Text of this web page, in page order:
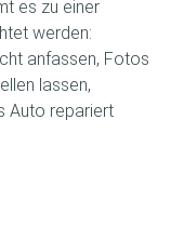
es zu einer
werden:
anfassen, Fotos
lassen,
Auto repariert